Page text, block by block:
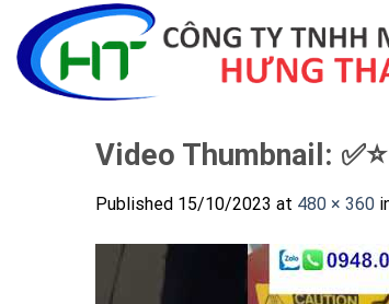
content
Video Thumbnail:
Published 15/10/2023 at 480 × 360